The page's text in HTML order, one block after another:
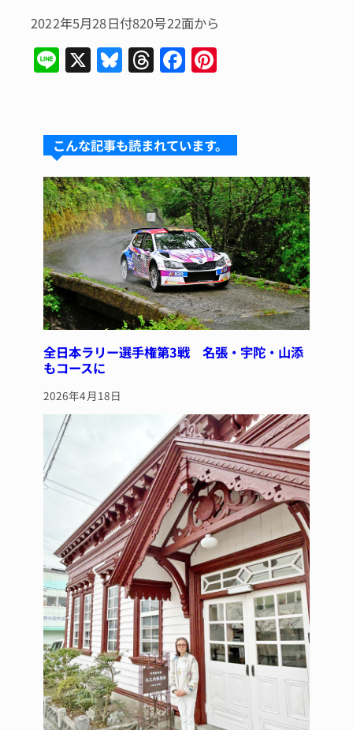
2022年5月28日付820号22面から
Li
n
X Bl
u
s
k
y
T
hr
a
d
s
F
a
e
b
o
o
k
re
st
こんな記事も読まれています。
全日本ラリー選手権第3戦 名張・宇陀・山添
もコースに
2026年4月18日